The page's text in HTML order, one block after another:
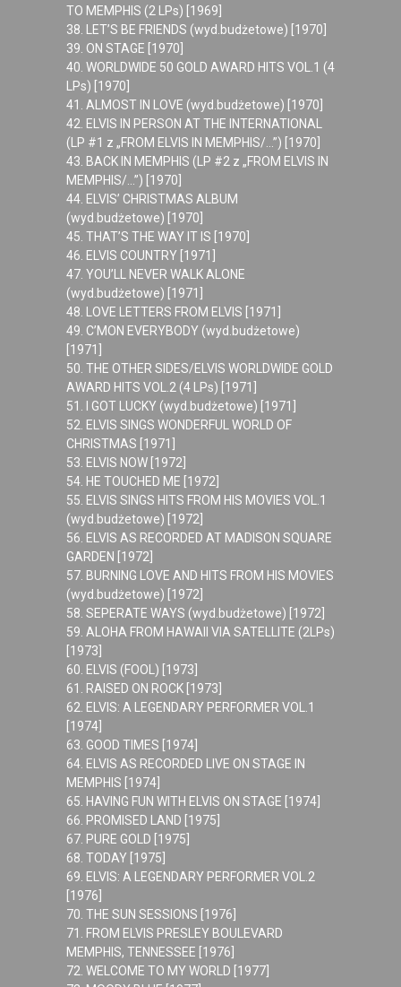
TO MEMPHIS (2 LPs) [1969]
38. LET’S BE FRIENDS (wyd.budżetowe) [1970]
39. ON STAGE [1970]
40. WORLDWIDE 50 GOLD AWARD HITS VOL.1 (4
LPs) [1970]
41. ALMOST IN LOVE (wyd.budżetowe) [1970]
42. ELVIS IN PERSON AT THE INTERNATIONAL
(LP #1 z „FROM ELVIS IN MEMPHIS/…”) [1970]
43. BACK IN MEMPHIS (LP #2 z „FROM ELVIS IN
MEMPHIS/…”) [1970]
44. ELVIS’ CHRISTMAS ALBUM
(wyd.budżetowe) [1970]
45. THAT’S THE WAY IT IS [1970]
46. ELVIS COUNTRY [1971]
47. YOU’LL NEVER WALK ALONE
(wyd.budżetowe) [1971]
48. LOVE LETTERS FROM ELVIS [1971]
49. C’MON EVERYBODY (wyd.budżetowe)
[1971]
50. THE OTHER SIDES/ELVIS WORLDWIDE GOLD
AWARD HITS VOL.2 (4 LPs) [1971]
51. I GOT LUCKY (wyd.budżetowe) [1971]
52. ELVIS SINGS WONDERFUL WORLD OF
CHRISTMAS [1971]
53. ELVIS NOW [1972]
54. HE TOUCHED ME [1972]
55. ELVIS SINGS HITS FROM HIS MOVIES VOL.1
(wyd.budżetowe) [1972]
56. ELVIS AS RECORDED AT MADISON SQUARE
GARDEN [1972]
57. BURNING LOVE AND HITS FROM HIS MOVIES
(wyd.budżetowe) [1972]
58. SEPERATE WAYS (wyd.budżetowe) [1972]
59. ALOHA FROM HAWAII VIA SATELLITE (2LPs)
[1973]
60. ELVIS (FOOL) [1973]
61. RAISED ON ROCK [1973]
62. ELVIS: A LEGENDARY PERFORMER VOL.1
[1974]
63. GOOD TIMES [1974]
64. ELVIS AS RECORDED LIVE ON STAGE IN
MEMPHIS [1974]
65. HAVING FUN WITH ELVIS ON STAGE [1974]
66. PROMISED LAND [1975]
67. PURE GOLD [1975]
68. TODAY [1975]
69. ELVIS: A LEGENDARY PERFORMER VOL.2
[1976]
70. THE SUN SESSIONS [1976]
71. FROM ELVIS PRESLEY BOULEVARD
MEMPHIS, TENNESSEE [1976]
72. WELCOME TO MY WORLD [1977]